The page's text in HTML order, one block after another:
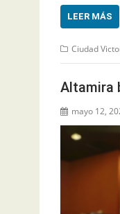
LEER MÁS
Ciudad
Altamira
mayo 12,